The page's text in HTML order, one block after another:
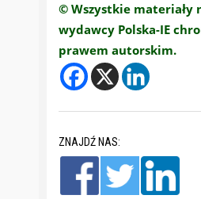
© Wszystkie materiały
wydawcy Polska-IE
prawem autorskim.
ZNAJDŹ NAS: